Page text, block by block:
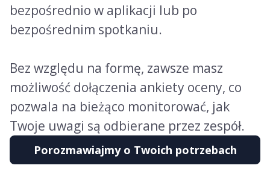
bezpośrednio w aplikacji lub po
bezpośrednim spotkaniu.
Bez względu na formę, zawsze masz
możliwość dołączenia ankiety oceny, co
pozwala na bieżąco monitorować, jak
Twoje uwagi są odbierane przez zespół.
Porozmawiajmy o Twoich potrzebach